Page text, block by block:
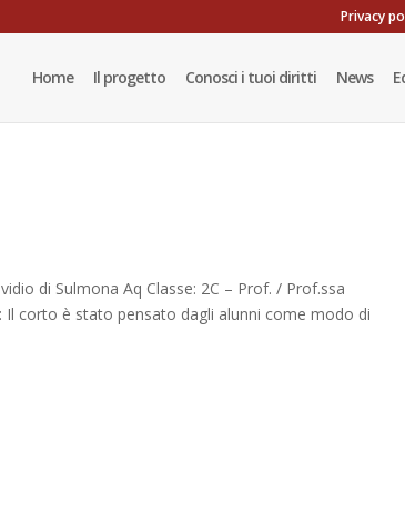
Privacy
Home Il progetto Conosci i tuoi diritti News
di Sulmona Aq Classe: 2C – Prof. / Prof.ssa
corto è stato pensato dagli alunni come modo di